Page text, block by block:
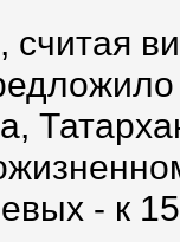
считая
- к